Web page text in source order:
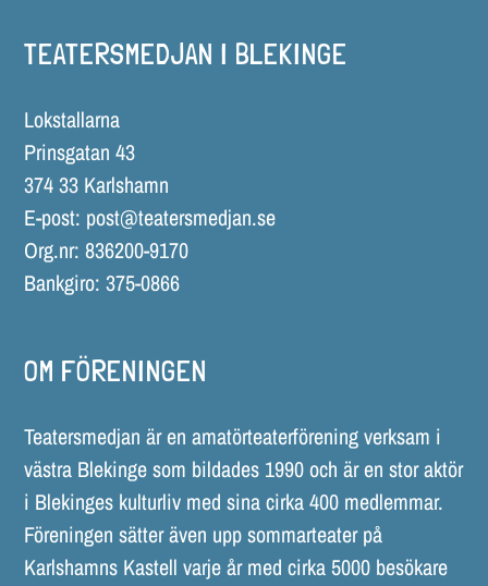
TEATERSMEDJAN I BLEKINGE
Lokstallarna
Prinsgatan 43
374 33 Karlshamn
E-post: post@teatersmedjan.se
Org.nr: 836200-9170
Bankgiro: 375-0866
OM FÖRENINGEN
Teatersmedjan är en amatörteaterförening verksam i
västra Blekinge som bildades 1990 och är en stor aktör
i Blekinges kulturliv med sina cirka 400 medlemmar.
Föreningen sätter även upp sommarteater på
Karlshamns Kastell varje år med cirka 5000 besökare